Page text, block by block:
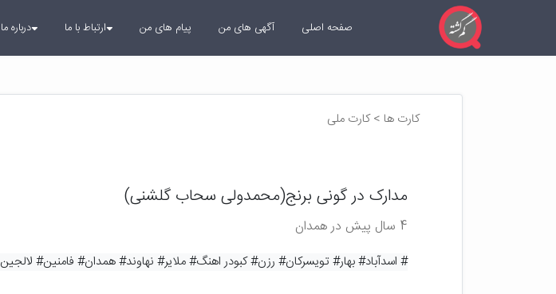
صفحه اصلی آگهی های من پیام های من ارتباط با ما درباره ما
کارت ها > کارت ملی
مدارک در گونی برنج(محمدولی سحاب گلشنی)
4 سال پیش در همدان
# اسدآباد# بهار# تویسرکان# رزن# کبودر اهنگ# ملایر# نهاوند# همدان# فامنین# لالجین